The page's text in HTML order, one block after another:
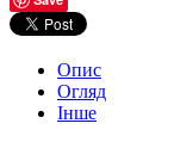
Опис
Огляд
Інше